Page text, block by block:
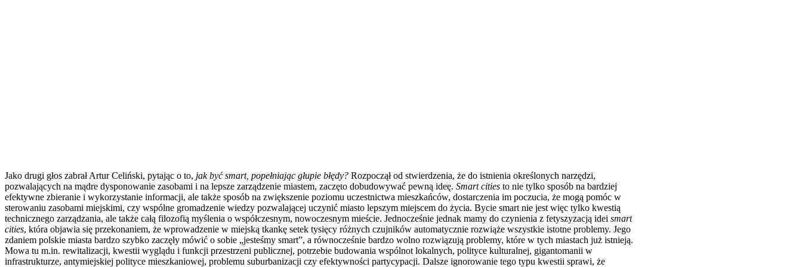
Jako drugi głos zabrał Artur Celiński, pytając o to, jak być smart, popełniając głupie błędy? Rozpoczął od stwierdzenia, że do istnienia określonych narzędzi,
pozwalających na mądre dysponowanie zasobami i na lepsze zarządzenie miastem, zaczęto dobudowywać pewną ideę. Smart cities to nie tylko sposób na bardziej
efektywne zbieranie i wykorzystanie informacji, ale także sposób na zwiększenie poziomu uczestnictwa mieszkańców, dostarczenia im poczucia, że mogą pomóc w
sterowaniu zasobami miejskimi, czy wspólne gromadzenie wiedzy pozwalającej uczynić miasto lepszym miejscem do życia. Bycie smart nie jest więc tylko kwestią
technicznego zarządzania, ale także całą filozofią myślenia o współczesnym, nowoczesnym mieście. Jednocześnie jednak mamy do czynienia z fetyszyzacją idei smart
cities, która objawia się przekonaniem, że wprowadzenie w miejską tkankę setek tysięcy różnych czujników automatycznie rozwiąże wszystkie istotne problemy. Jego
zdaniem polskie miasta bardzo szybko zaczęły mówić o sobie „jesteśmy smart”, a równocześnie bardzo wolno rozwiązują problemy, które w tych miastach już istnieją.
Mowa tu m.in. rewitalizacji, kwestii wyglądu i funkcji przestrzeni publicznej, potrzebie budowania wspólnot lokalnych, polityce kulturalnej, gigantomanii w
infrastrukturze, antymiejskiej polityce mieszkaniowej, problemu suburbanizacji czy efektywności partycypacji. Dalsze ignorowanie tego typu kwestii sprawi, że